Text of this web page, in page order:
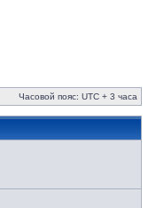
Часовой пояс: UTC + 3 часа